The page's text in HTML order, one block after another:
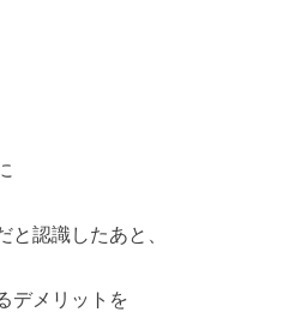
と認識したあと、
デメリットを